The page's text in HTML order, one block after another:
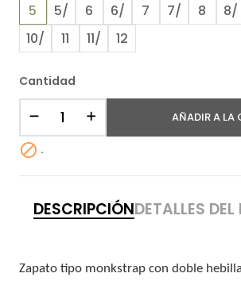
5 5/ 6 6/ 7 7/ 8 8/
10/
11 11/ 12
Cantidad
AÑADIR A LA
 .
DESCRIPCIÓNDETALLES
Zapato tipo monkstrap con doble